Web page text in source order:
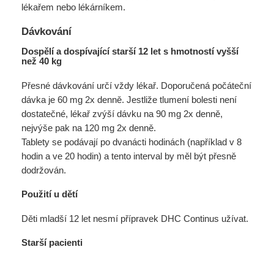
lékařem nebo lékárníkem.
Dávkování
Dospělí a dospívající starší 12 let s hmotností vyšší
než 40 kg
Přesné dávkování určí vždy lékař. Doporučená počáteční
dávka je 60 mg 2x denně. Jestliže tlumení bolesti není
dostatečné, lékař zvýší dávku na 90 mg 2x denně,
nejvýše pak na 120 mg 2x denně.
Tablety se podávají po dvanácti hodinách (například v 8
hodin a ve 20 hodin) a tento interval by měl být přesně
dodržován.
Použití u dětí
Děti mladší 12 let nesmí přípravek DHC Continus užívat.
Starší pacienti